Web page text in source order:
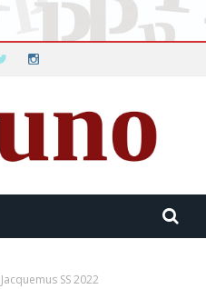
Jacquemus SS 2022